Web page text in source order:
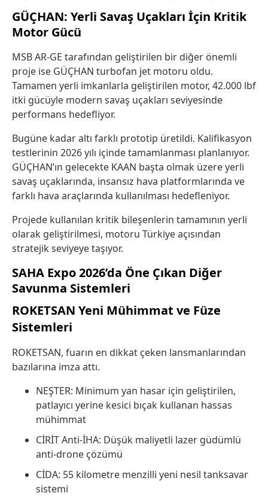
GÜÇHAN: Yerli Savaş Uçakları İçin Kritik
Motor Gücü
MSB AR-GE tarafından geliştirilen bir diğer önemli
proje ise GÜÇHAN turbofan jet motoru oldu.
Tamamen yerli imkanlarla geliştirilen motor, 42.000 lbf
itki gücüyle modern savaş uçakları seviyesinde
performans hedefliyor.
Bugüne kadar altı farklı prototip üretildi. Kalifikasyon
testlerinin 2026 yılı içinde tamamlanması planlanıyor.
GÜÇHAN’ın gelecekte KAAN başta olmak üzere yerli
savaş uçaklarında, insansız hava platformlarında ve
farklı hava araçlarında kullanılması hedefleniyor.
Projede kullanılan kritik bileşenlerin tamamının yerli
olarak geliştirilmesi, motoru Türkiye açısından
stratejik seviyeye taşıyor.
SAHA Expo 2026’da Öne Çıkan Diğer
Savunma Sistemleri
ROKETSAN Yeni Mühimmat ve Füze
Sistemleri
ROKETSAN, fuarın en dikkat çeken lansmanlarından
bazılarına imza attı.
NEŞTER: Minimum yan hasar için geliştirilen,
patlayıcı yerine kesici bıçak kullanan hassas
mühimmat
CİRİT Anti-İHA: Düşük maliyetli lazer güdümlü
anti-drone çözümü
CİDA: 55 kilometre menzilli yeni nesil tanksavar
sistemi